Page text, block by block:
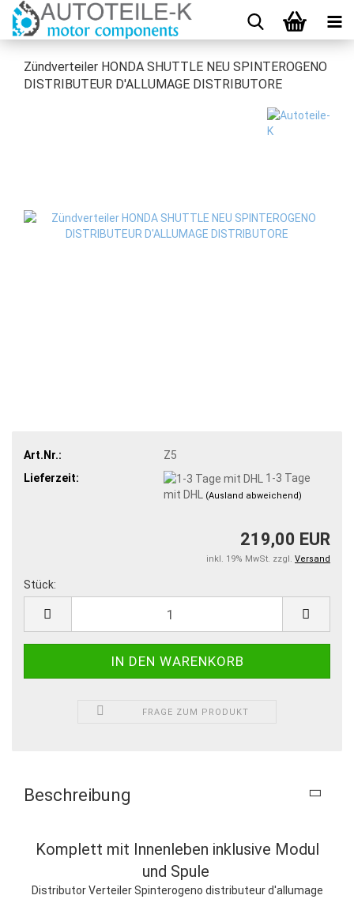
Zündverteiler HONDA SHUTTLE NEU SPINTEROGENO
DISTRIBUTEUR D'ALLUMAGE DISTRIBUTORE
Art.Nr.:
Z5
Lieferzeit:
1-3 Tage
mit DHL
(Ausland abweichend)
219,00 EUR
inkl. 19% MwSt. zzgl. Versand
Stück:
FRAGE ZUM PRODUKT
Beschreibung
Komplett mit Innenleben inklusive Modul
und Spule
Distributor Verteiler Spinterogeno distributeur d'allumage